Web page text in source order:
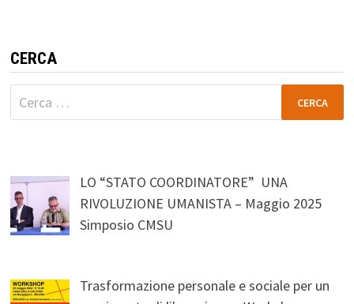
CERCA
Ricerca
per:
LO “STATO COORDINATORE” UNA
RIVOLUZIONE UMANISTA – Maggio 2025
Simposio CMSU
Trasformazione personale e sociale per un